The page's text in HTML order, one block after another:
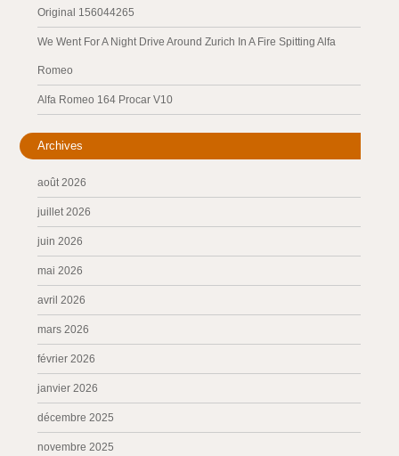
Original 156044265
We Went For A Night Drive Around Zurich In A Fire Spitting Alfa
Romeo
Alfa Romeo 164 Procar V10
Archives
août 2026
juillet 2026
juin 2026
mai 2026
avril 2026
mars 2026
février 2026
janvier 2026
décembre 2025
novembre 2025